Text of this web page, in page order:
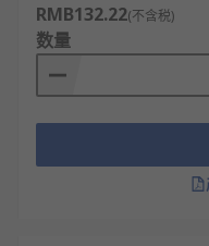
RMB132.22(不含税)
数量